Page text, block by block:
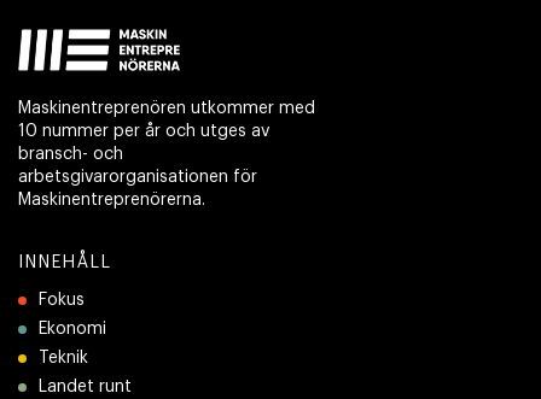
Maskinentreprenören utkommer med
10 nummer per år och utges av
bransch- och
arbetsgivarorganisationen för
Maskinentreprenörerna.
INNEHÅLL
Fokus
Ekonomi
Teknik
Landet runt